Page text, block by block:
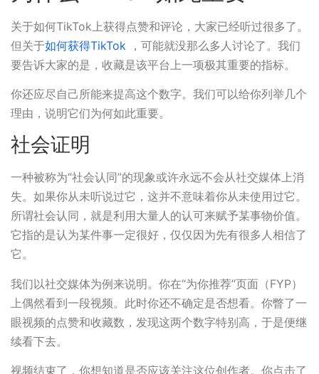
关于如何TikTok上获得点赞和评论，大家已经听过很多了。
但关于如何获得TikTok
，可能就没那么多人讨论了。我们
要告诉大家的是，收藏是该平台上一项极其重要的指标。
你还应尽自己所能来提高这个数字。我们可以给你列举几个
理由，说明它们为何如此重要。
社会证明
一种被称为“社会认同”的现象或许永远不会从社交媒体上消
失。如果你从未听说过它，这并不意味着你从未使用过它。
所谓社会认同，就是利用大量人的认可来赋予某事物价值。
它指的是认为某件事一定很好，仅仅因为先有很多人相信了
它。
我们以社交媒体为例来说明。你在“为你推荐”页面（FYP）
上偶然看到一段视频。此时你还不确定是否想看。你瞥了一
眼视频的点赞和收藏数，发现这两个数字特别高，于是便继
续看下去。
视频结束了，你想知道是否应该关注这位创作者。你点击了